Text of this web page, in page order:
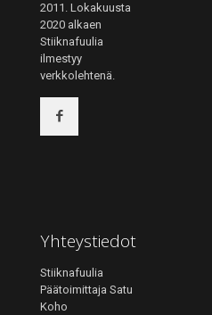
2011. Lokakuusta
2020 alkaen
Stiiknafuulia
ilmestyy
verkkolehtenä.
Yhteystiedot
Stiiknafuulia
Päätoimittaja Satu
Koho